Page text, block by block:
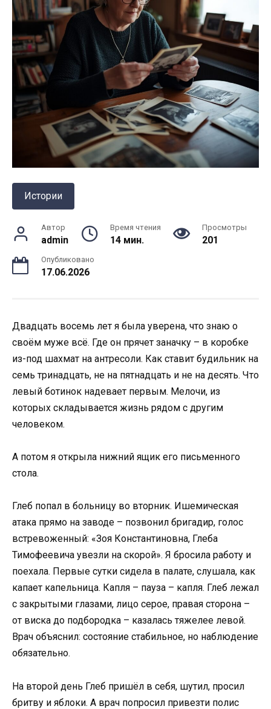
Истории
Автор
admin
Время чтения
14 мин.
Просмотры
201
Опубликовано
17.06.2026
Двадцать восемь лет я была уверена, что знаю о
своём муже всё. Где он прячет заначку – в коробке
из-под шахмат на антресоли. Как ставит будильник на
семь тринадцать, не на пятнадцать и не на десять. Что
левый ботинок надевает первым. Мелочи, из
которых складывается жизнь рядом с другим
человеком.
А потом я открыла нижний ящик его письменного
стола.
Глеб попал в больницу во вторник. Ишемическая
атака прямо на заводе – позвонил бригадир, голос
встревоженный: «Зоя Константиновна, Глеба
Тимофеевича увезли на скорой». Я бросила работу и
поехала. Первые сутки сидела в палате, слушала, как
капает капельница. Капля – пауза – капля. Глеб лежал
с закрытыми глазами, лицо серое, правая сторона –
от виска до подбородка – казалась тяжелее левой.
Врач объяснил: состояние стабильное, но наблюдение
обязательно.
На второй день Глеб пришёл в себя, шутил, просил
бритву и яблоки. А врач попросил привезти полис